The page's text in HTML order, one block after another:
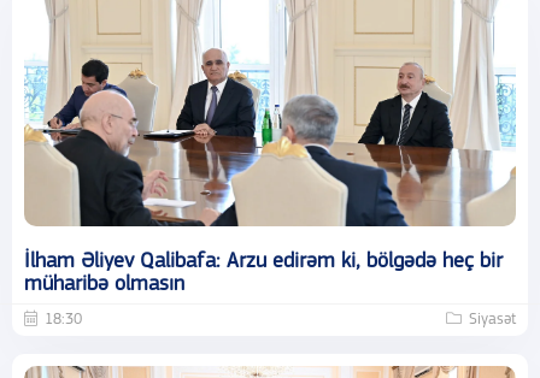
İlham Əliyev Qalibafa: Arzu edirəm ki, bölgədə heç bir
müharibə olmasın
18:30 Siyasət